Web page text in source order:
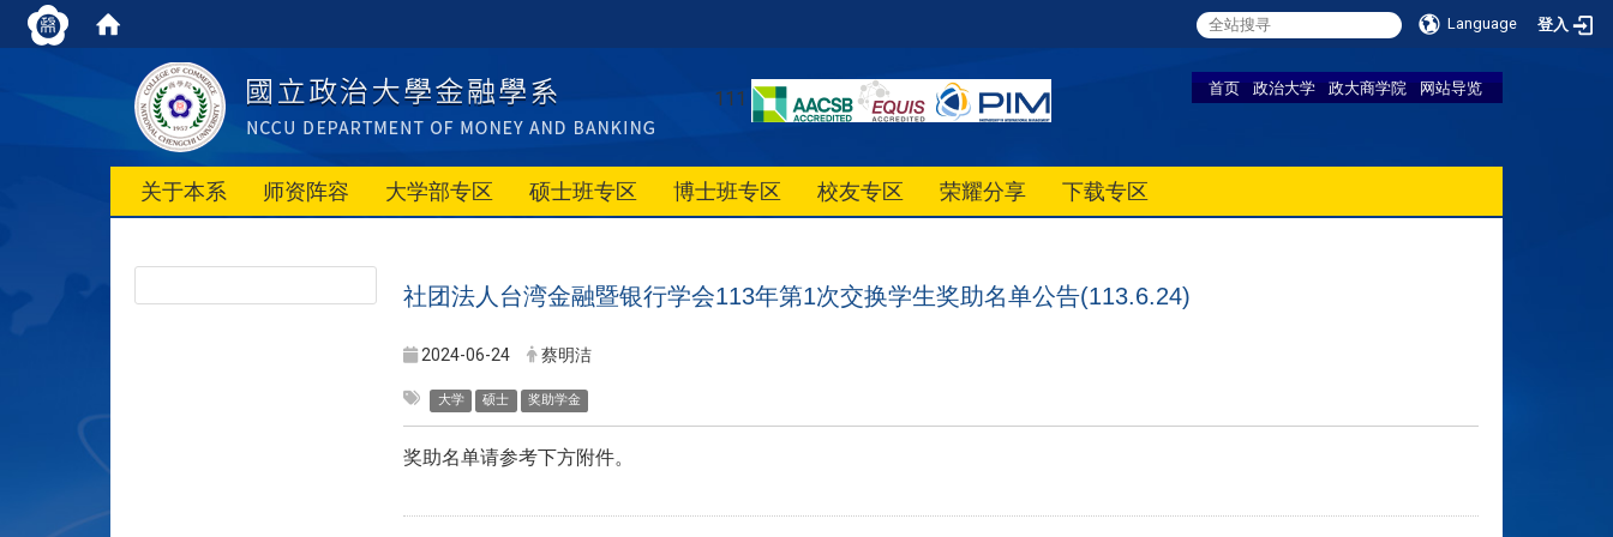
Language 登入
首页 政治大学 政大商学院 网站导览
111
关于本系 师资阵容 大学部专区 硕士班专区 博士班专区 校友专区 荣耀分享 下载专区
社团法人台湾金融暨银行学会113年第1次交换学生奖助名单公告(113.6.24)
2024-06-24 蔡明洁
大学 硕士 奖助学金
奖助名单请参考下方附件。